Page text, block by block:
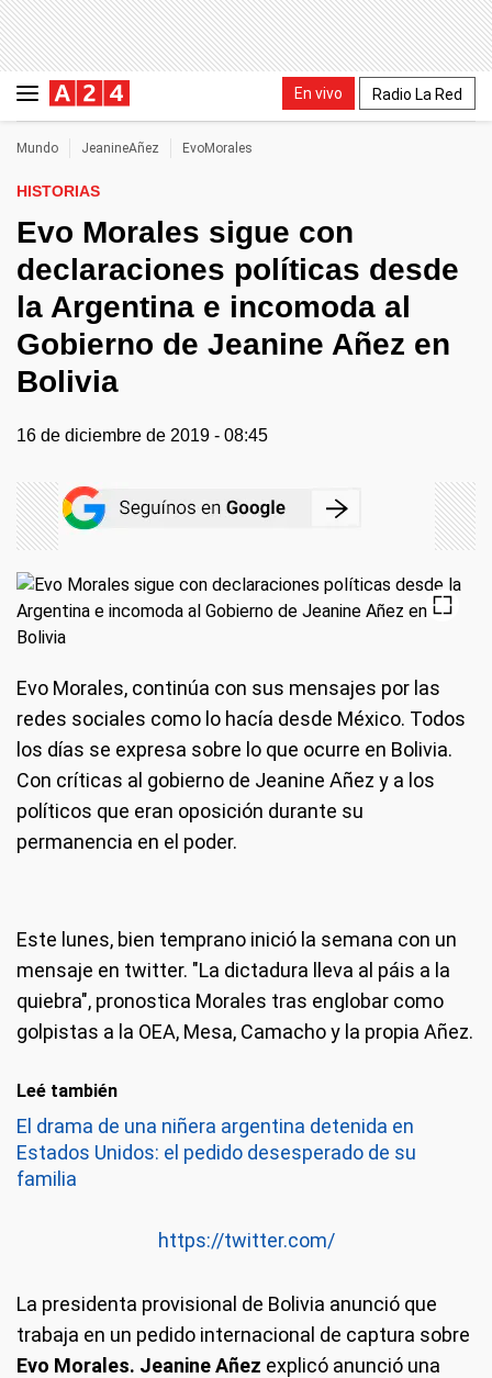
En vivo Radio La Red
Mundo JeanineAñez EvoMorales
HISTORIAS
Evo Morales sigue con
declaraciones políticas desde
la Argentina e incomoda al
Gobierno de Jeanine Añez en
Bolivia
16 de diciembre de 2019 - 08:45
Evo Morales, continúa con sus mensajes por las
redes sociales como lo hacía desde México. Todos
los días se expresa sobre lo que ocurre en Bolivia.
Con críticas al gobierno de Jeanine Añez y a los
políticos que eran oposición durante su
permanencia en el poder.
Este lunes, bien temprano inició la semana con un
mensaje en twitter. "La dictadura lleva al páis a la
quiebra", pronostica Morales tras englobar como
golpistas a la OEA, Mesa, Camacho y la propia Añez.
Leé también
El drama de una niñera argentina detenida en
Estados Unidos: el pedido desesperado de su
familia
https://twitter.com/
La presidenta provisional de Bolivia anunció que
trabaja en un pedido internacional de captura sobre
Evo Morales. Jeanine Añez explicó anunció una